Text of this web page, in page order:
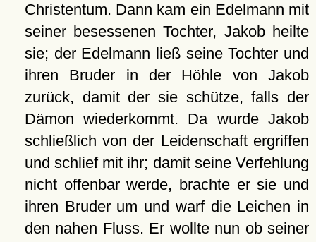
Christentum. Dann kam ein Edelmann mit
seiner besessenen Tochter, Jakob heilte
sie; der Edelmann ließ seine Tochter und
ihren Bruder in der Höhle von Jakob
zurück, damit der sie schütze, falls der
Dämon wiederkommt. Da wurde Jakob
schließlich von der Leidenschaft ergriffen
und schlief mit ihr; damit seine Verfehlung
nicht offenbar werde, brachte er sie und
ihren Bruder um und warf die Leichen in
den nahen Fluss. Er wollte nun ob seiner